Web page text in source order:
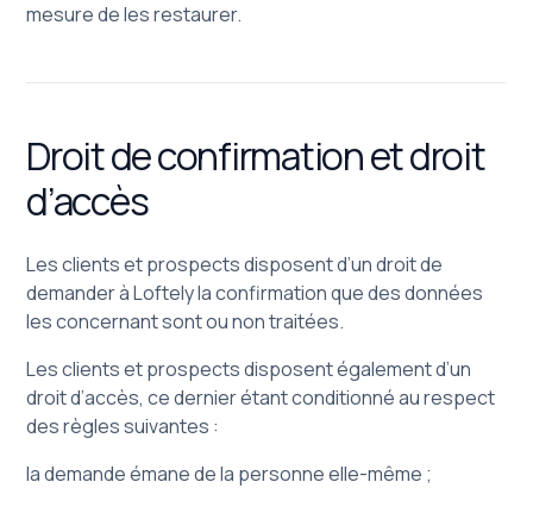
mesure de les restaurer.
Droit de confirmation et droit
d’accès
Les clients et prospects disposent d’un droit de
demander à Loftely la confirmation que des données
les concernant sont ou non traitées.
Les clients et prospects disposent également d’un
droit d’accès, ce dernier étant conditionné au respect
des règles suivantes :
la demande émane de la personne elle-même ;